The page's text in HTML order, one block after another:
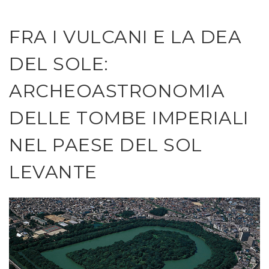
FRA I VULCANI E LA DEA
DEL SOLE:
ARCHEOASTRONOMIA
DELLE TOMBE IMPERIALI
NEL PAESE DEL SOL
LEVANTE